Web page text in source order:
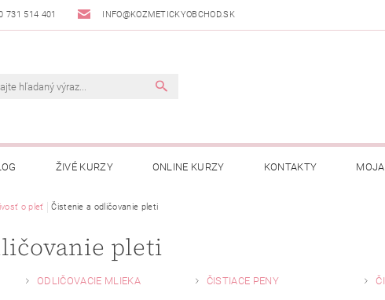
731 514 401 INFO@KOZMETICKYOBCHOD.SK
ŽIVÉ KURZY ONLINE KURZY KONTAKTY
o pleť Čistenie a odličovanie pleti
pleti
ODLIČOVACIE MLIEKA ČISTIACE PENY